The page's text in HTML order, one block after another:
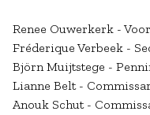
Renee Ouwerkerk -
Fréderique Verbeek -
Björn Muijtstege -
Lianne Belt -
Anouk Schut -